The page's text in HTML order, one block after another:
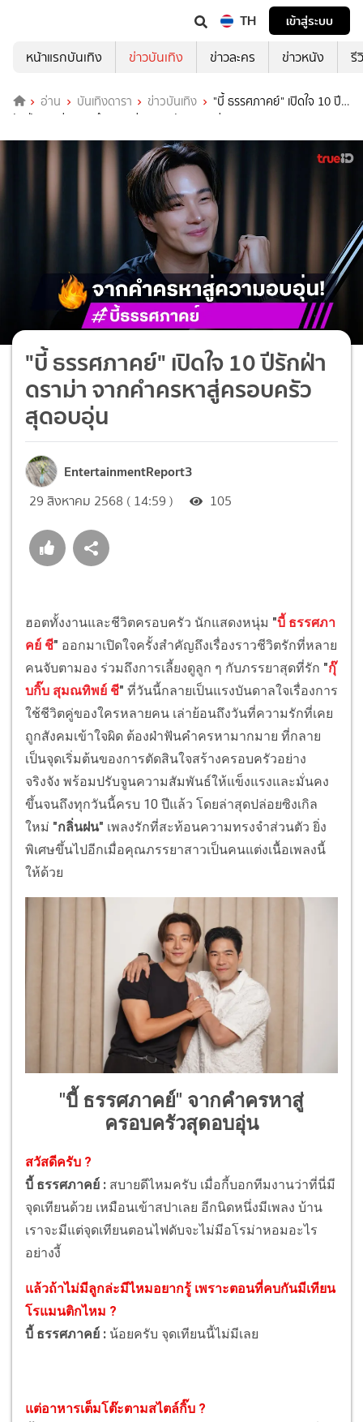
TH
เข้าสู่ระบบ
หน้าแรกบันเทิง
ข่าวบันเทิง ข่าวละคร ข่าวหนัง รี
อ่าน บันเทิงดารา ข่าวบันเทิง
"บี้ ธรรศภาคย์" เปิดใจ 10 ปี
รักฝ่าดราม่า จากคำครหาสู่ครอบครัวสุดอบอุ่น
"บี้ ธรรศภาคย์" เปิดใจ 10 ปีรักฝ่า
ดราม่า จากคำครหาสู่ครอบครัว
สุดอบอุ่น
EntertainmentReport3
29 สิงหาคม 2568 ( 14:59 ) 105
ฮอตทั้งงานและชีวิตครอบครัว นักแสดงหนุ่ม "บี้ ธรรศภา
คย์ ชี" ออกมาเปิดใจครั้งสำคัญถึงเรื่องราวชีวิตรักที่หลาย
คนจับตามอง ร่วมถึงการเลี้ยงดูลูก ๆ กับภรรยาสุดที่รัก "กุ๊
บกิ๊บ สุมณทิพย์ ชี" ที่วันนี้กลายเป็นแรงบันดาลใจเรื่องการ
ใช้ชีวิตคู่ของใครหลายคน เล่าย้อนถึงวันที่ความรักที่เคย
ถูกสังคมเข้าใจผิด ต้องฝ่าฟันคำครหามากมาย ที่กลาย
เป็นจุดเริ่มต้นของการตัดสินใจสร้างครอบครัวอย่าง
จริงจัง พร้อมปรับจูนความสัมพันธ์ให้แข็งแรงและมั่นคง
ขึ้นจนถึงทุกวันนี้ครบ 10 ปีแล้ว โดยล่าสุดปล่อยซิงเกิล
ใหม่ "กลิ่นฝน" เพลงรักที่สะท้อนความทรงจำส่วนตัว ยิ่ง
พิเศษขึ้นไปอีกเมื่อคุณภรรยาสาวเป็นคนแต่งเนื้อเพลงนี้
ให้ด้วย
"บี้ ธรรศภาคย์" จากคำครหาสู่
ครอบครัวสุดอบอุ่น
สวัสดีครับ ?
บี้ ธรรศภาคย์ : สบายดีไหมครับ เมื่อกี้บอกทีมงานว่าที่นี่มี
จุดเทียนด้วย เหมือนเข้าสปาเลย อีกนิดหนึ่งมีเพลง บ้าน
เราจะมีแต่จุดเทียนตอนไฟดับจะไม่มีอโรม่าหอมอะไร
อย่างงี้
แล้วถ้าไม่มีลูกล่ะมีไหมอยากรู้ เพราะตอนที่คบกันมีเทียน
โรแมนติกไหม ?
บี้ ธรรศภาคย์ : น้อยครับ จุดเทียนนี้ไม่มีเลย
แต่อาหารเต็มโต๊ะตามสไตล์กิ๊บ ?